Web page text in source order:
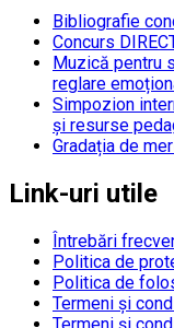
Bibliografie
Concurs
Muzică pentru
reglare
Simpozion
și resurse
Gradația de
Link-uri utile
Întrebări
Politica de
Politica de
Termeni și